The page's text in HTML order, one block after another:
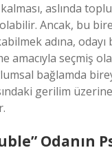
aslında
Ancak, bu
adına,
amacıyla seçmiş
bağlamda
gerilim üzerine
Odanın